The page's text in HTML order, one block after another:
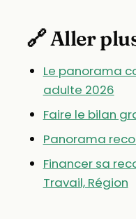
🔗 Aller
Le panorama
adulte 2026
Faire le bilan
Panorama
Financer sa
Travail, Région